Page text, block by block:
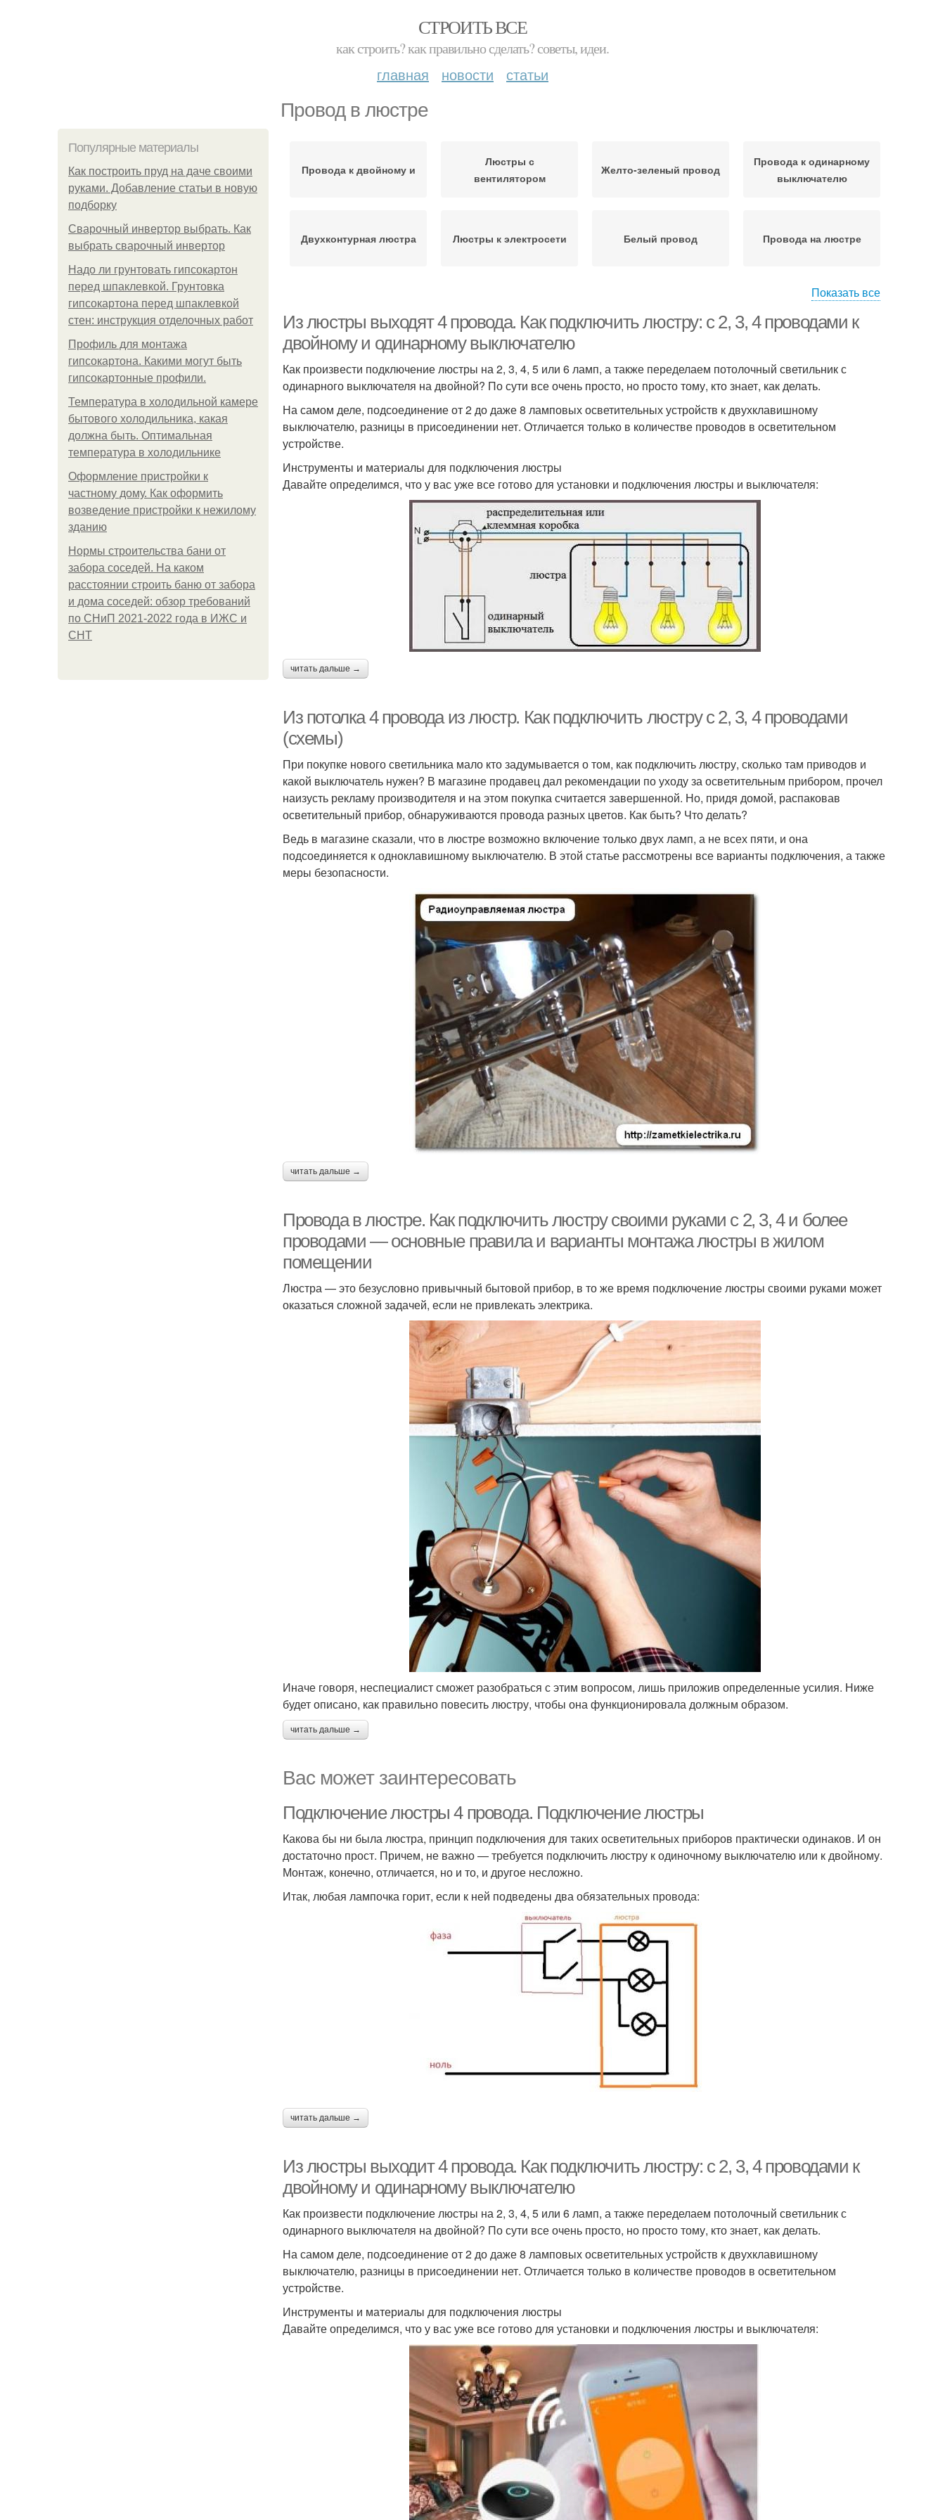
СТРОИТЬ ВСЕ
как строить? как правильно сделать? советы, идеи.
главная новости статьи
Провод в люстре
Популярные материалы
Как построить пруд на даче своими
руками. Добавление статьи в новую
подборку
Сварочный инвертор выбрать. Как
выбрать сварочный инвертор
Надо ли грунтовать гипсокартон
перед шпаклевкой. Грунтовка
гипсокартона перед шпаклевкой
стен: инструкция отделочных работ
Профиль для монтажа
гипсокартона. Какими могут быть
гипсокартонные профили.
Температура в холодильной камере
бытового холодильника, какая
должна быть. Оптимальная
температура в холодильнике
Оформление пристройки к
частному дому. Как оформить
возведение пристройки к нежилому
зданию
Нормы строительства бани от
забора соседей. На каком
расстоянии строить баню от забора
и дома соседей: обзор требований
по СНиП 2021-2022 года в ИЖС и
СНТ
Провода к двойному и
Люстры с
вентилятором
Желто-зеленый провод
Провода к одинарному
выключателю
Двухконтурная люстра Люстры к электросети Белый провод Провода на люстре
выключателю
Люстры в жилом
помещении
Люстра для работы
Показать все
Из люстры выходят 4 провода. Как подключить люстру: с 2, 3, 4 проводами к
двойному и одинарному выключателю
Как произвести подключение люстры на 2, 3, 4, 5 или 6 ламп, а также переделаем потолочный светильник с
одинарного выключателя на двойной? По сути все очень просто, но просто тому, кто знает, как делать.
На самом деле, подсоединение от 2 до даже 8 ламповых осветительных устройств к двухклавишному
выключателю, разницы в присоединении нет. Отличается только в количестве проводов в осветительном
устройстве.
Инструменты и материалы для подключения люстры
Давайте определимся, что у вас уже все готово для установки и подключения люстры и выключателя:
читать дальше →
Из потолка 4 провода из люстр. Как подключить люстру с 2, 3, 4 проводами
(схемы)
При покупке нового светильника мало кто задумывается о том, как подключить люстру, сколько там приводов и
какой выключатель нужен? В магазине продавец дал рекомендации по уходу за осветительным прибором, прочел
наизусть рекламу производителя и на этом покупка считается завершенной. Но, придя домой, распаковав
осветительный прибор, обнаруживаются провода разных цветов. Как быть? Что делать?
Ведь в магазине сказали, что в люстре возможно включение только двух ламп, а не всех пяти, и она
подсоединяется к одноклавишному выключателю. В этой статье рассмотрены все варианты подключения, а также
меры безопасности.
читать дальше →
Провода в люстре. Как подключить люстру своими руками с 2, 3, 4 и более
проводами — основные правила и варианты монтажа люстры в жилом
помещении
Люстра — это безусловно привычный бытовой прибор, в то же время подключение люстры своими руками может
оказаться сложной задачей, если не привлекать электрика.
Иначе говоря, неспециалист сможет разобраться с этим вопросом, лишь приложив определенные усилия. Ниже
будет описано, как правильно повесить люстру, чтобы она функционировала должным образом.
читать дальше →
Вас может заинтересовать
Подключение люстры 4 провода. Подключение люстры
Какова бы ни была люстра, принцип подключения для таких осветительных приборов практически одинаков. И он
достаточно прост. Причем, не важно — требуется подключить люстру к одиночному выключателю или к двойному.
Монтаж, конечно, отличается, но и то, и другое несложно.
Итак, любая лампочка горит, если к ней подведены два обязательных провода:
читать дальше →
Из люстры выходит 4 провода. Как подключить люстру: с 2, 3, 4 проводами к
двойному и одинарному выключателю
Как произвести подключение люстры на 2, 3, 4, 5 или 6 ламп, а также переделаем потолочный светильник с
одинарного выключателя на двойной? По сути все очень просто, но просто тому, кто знает, как делать.
На самом деле, подсоединение от 2 до даже 8 ламповых осветительных устройств к двухклавишному
выключателю, разницы в присоединении нет. Отличается только в количестве проводов в осветительном
устройстве.
Инструменты и материалы для подключения люстры
Давайте определимся, что у вас уже все готово для установки и подключения люстры и выключателя: